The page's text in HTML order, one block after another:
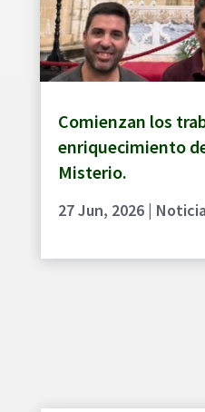
Comienzan los
enriquecimiento
Misterio.
27 Jun, 2026|